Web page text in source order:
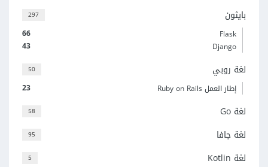
297 بايثون
66
Flask
43
Django
50 لغة روبي
23 إطار العمل Ruby on Rails
58 لغة Go
95 لغة جافا
5 لغة Kotlin